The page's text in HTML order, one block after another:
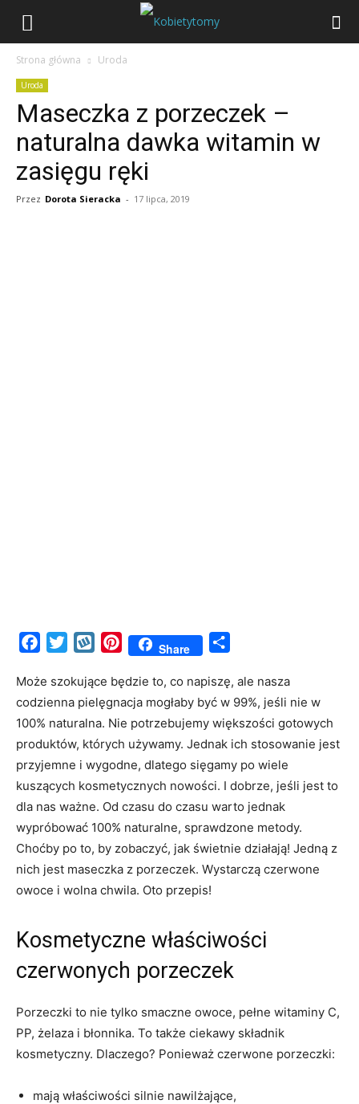
Strona główna Uroda
Uroda
Maseczka z porzeczek –
naturalna dawka witamin w
zasięgu ręki
Przez Dorota Sieracka - 17 lipca, 2019
FacebookTwitterWykopPinterestShare
Może szokujące będzie to, co napiszę, ale nasza
codzienna pielęgnacja mogłaby być w 99%, jeśli nie w
100% naturalna. Nie potrzebujemy większości gotowych
produktów, których używamy. Jednak ich stosowanie jest
przyjemne i wygodne, dlatego sięgamy po wiele
kuszących kosmetycznych nowości. I dobrze, jeśli jest to
dla nas ważne. Od czasu do czasu warto jednak
wypróbować 100% naturalne, sprawdzone metody.
Choćby po to, by zobaczyć, jak świetnie działają! Jedną z
nich jest maseczka z porzeczek. Wystarczą czerwone
owoce i wolna chwila. Oto przepis!
Kosmetyczne właściwości
czerwonych porzeczek
Porzeczki to nie tylko smaczne owoce, pełne witaminy C,
PP, żelaza i błonnika. To także ciekawy składnik
kosmetyczny. Dlaczego? Ponieważ czerwone porzeczki:
mają właściwości silnie nawilżające,